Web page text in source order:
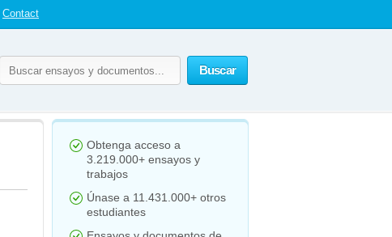
Contact
Buscar
Obtenga acceso a
3.219.000+ ensayos y
trabajos
Únase a 11.431.000+ otros
estudiantes